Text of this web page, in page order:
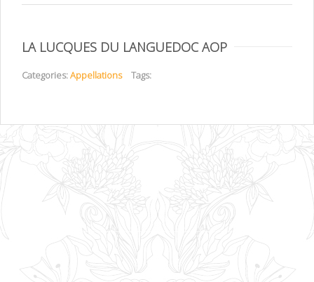
LA LUCQUES DU LANGUEDOC AOP
Categories:Appellations Tags: